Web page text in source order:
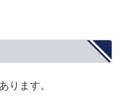
ります。